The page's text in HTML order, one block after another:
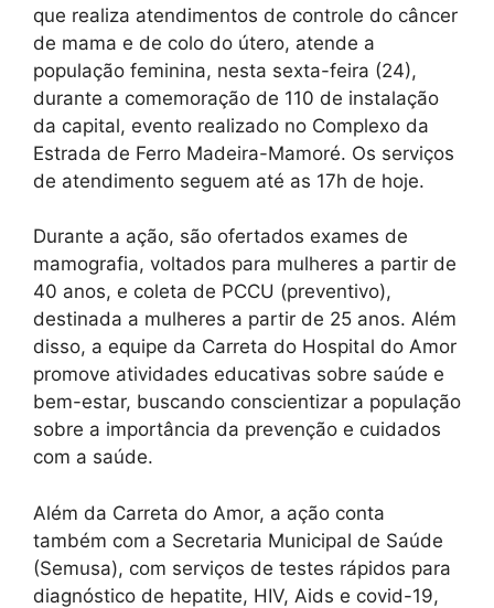
que realiza atendimentos de controle do câncer
de mama e de colo do útero, atende a
população feminina, nesta sexta-feira (24),
durante a comemoração de 110 de instalação
da capital, evento realizado no Complexo da
Estrada de Ferro Madeira-Mamoré. Os serviços
de atendimento seguem até as 17h de hoje.
Durante a ação, são ofertados exames de
mamografia, voltados para mulheres a partir de
40 anos, e coleta de PCCU (preventivo),
destinada a mulheres a partir de 25 anos. Além
disso, a equipe da Carreta do Hospital do Amor
promove atividades educativas sobre saúde e
bem-estar, buscando conscientizar a população
sobre a importância da prevenção e cuidados
com a saúde.
Além da Carreta do Amor, a ação conta
também com a Secretaria Municipal de Saúde
(Semusa), com serviços de testes rápidos para
diagnóstico de hepatite, HIV, Aids e covid-19,